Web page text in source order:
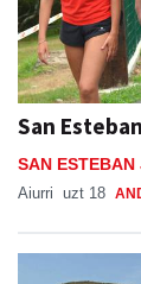
San
SAN
Aiurri uzt 18